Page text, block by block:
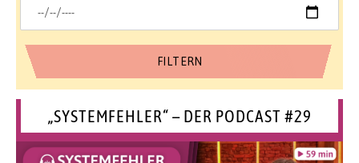
„SYSTEMFEHLER“ – DER PODCAST #29